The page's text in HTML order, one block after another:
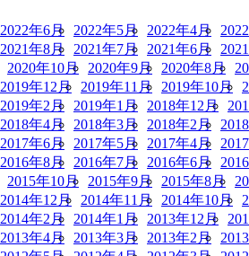
2022年6月 2022年5月 2022年4月
2021年8月 2021年7月 2021年6月
2020年10月 2020年9月 2020年8月
2019年12月 2019年11月 2019年10月
2019年2月 2019年1月 2018年12月
2018年4月 2018年3月 2018年2月
2017年6月 2017年5月 2017年4月
2016年8月 2016年7月 2016年6月
2015年10月 2015年9月 2015年8月
2014年12月 2014年11月 2014年10月
2014年2月 2014年1月 2013年12月
2013年4月 2013年3月 2013年2月